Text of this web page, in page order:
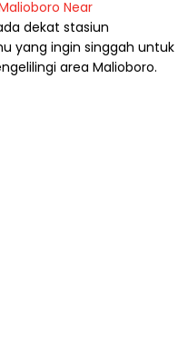
Near
dekat stasiun
yang ingin singgah untuk
area Malioboro.